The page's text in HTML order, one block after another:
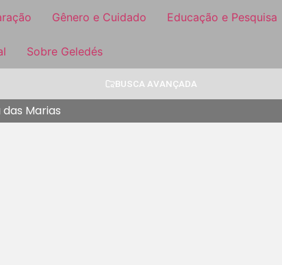
Gênero e Cuidado Educação e Pesquisa
Sobre Geledés
BUSCA AVANÇADA
Marias